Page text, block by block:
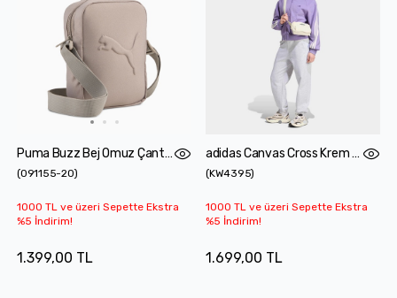
Puma Buzz Bej Omuz Çantası
(091155-20)
1000 TL ve üzeri Sepette Ekstra
%5 İndirim!
1.399,00 TL
adidas Canvas Cross Krem Omuz Çantası
(KW4395)
1000 TL ve üzeri Sepette Ekstra
%5 İndirim!
1.699,00 TL